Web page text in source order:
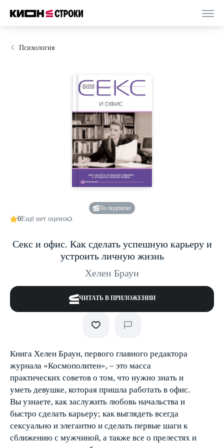
Психология
По подписке
0Ещё нет оценок
Секс и офис. Как сделать успешную карьеру и
устроить личную жизнь
Хелен Браун
ЧИТАТЬ В ПРИЛОЖЕНИИ
Книга Хелен Браун, первого главного редактора
журнала «Космополитен», – это масса
практических советов о том, что нужно знать и
уметь девушке, которая пришла работать в офис.
Вы узнаете, как заслужить любовь начальства и
быстро сделать карьеру; как выглядеть всегда
сексуально и элегантно и сделать первые шаги к
сближению с мужчиной, а также все о прелестях и